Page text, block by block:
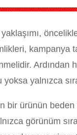
kampanya
yalnızca
bir ürünün
görünüm